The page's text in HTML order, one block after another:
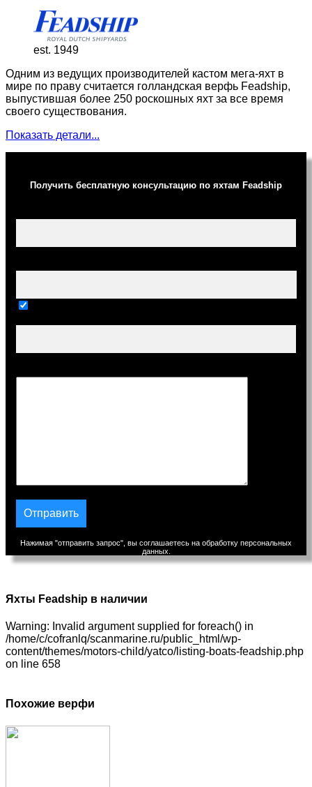
est. 1949
Одним из ведущих производителей кастом мега-яхт в
мире по праву считается голландская верфь Feadship,
выпустившая более 250 роскошных яхт за все время
своего существования.
Показать детали...
Получить бесплатную консультацию по яхтам Feadship
Нажимая "отправить запрос", вы соглашаетесь на обработку персональных
данных.
Яхты Feadship в наличии
Warning: Invalid argument supplied for foreach() in
/home/c/cofranlq/scanmarine.ru/public_html/wp-
content/themes/motors-child/yatco/listing-boats-feadship.php
on line 658
Похожие верфи